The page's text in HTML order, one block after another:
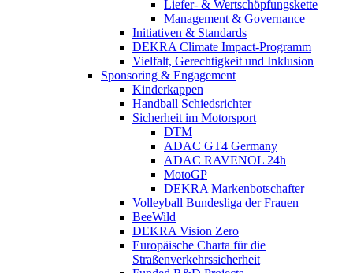
Liefer- & Wertschöpfungskette
Management & Governance
Initiativen & Standards
DEKRA Climate Impact-Programm
Vielfalt, Gerechtigkeit und Inklusion​
Sponsoring & Engagement
Kinderkappen
Handball Schiedsrichter
Sicherheit im Motorsport
DTM
ADAC GT4 Germany
ADAC RAVENOL 24h
MotoGP
DEKRA Markenbotschafter
Volleyball Bundesliga der Frauen
BeeWild
DEKRA Vision Zero
Europäische Charta für die
Straßenverkehrssicherheit